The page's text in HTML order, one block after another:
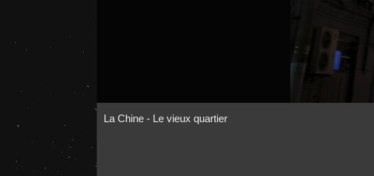
La Chine - Le vieux quartier